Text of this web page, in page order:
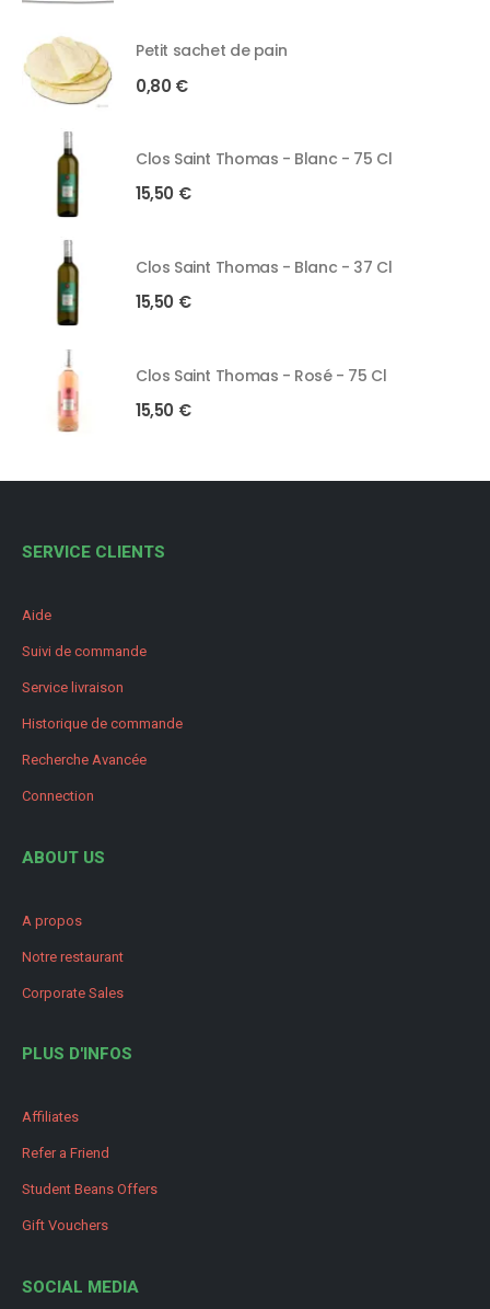
Petit sachet de pain
0,80 €
Clos Saint Thomas - Blanc - 75 Cl
15,50 €
Clos Saint Thomas - Blanc - 37 Cl
15,50 €
Clos Saint Thomas - Rosé - 75 Cl
15,50 €
SERVICE CLIENTS
Aide
Suivi de commande
Service livraison
Historique de commande
Recherche Avancée
Connection
ABOUT US
A propos
Notre restaurant
Corporate Sales
PLUS D'INFOS
Affiliates
Refer a Friend
Student Beans Offers
Gift Vouchers
SOCIAL MEDIA